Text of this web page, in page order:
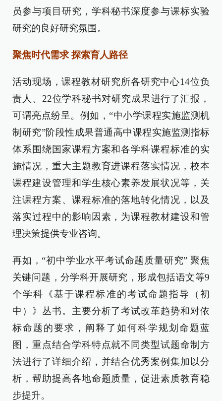
员参与项目研究，学科秘书深度参与课标实验
研究的良好研究氛围。
聚焦时代需求 探索育人路径
活动现场，课程教材研究所各研究中心14位负
责人、22位学科秘书对研究成果进行了汇报，
可谓亮点纷呈。例如，“中小学课程实施监测机
制研究”阶段性成果普通高中课程实施监测指标
体系围绕国家课程方案和各学科课程标准的实
施情况，重大主题教育进课程落实情况，校本
课程建设管理和学生核心素养发展状况等，关
注课程方案、课程标准的落地转化情况，以及
落实过程中的影响因素，为课程教材建设和管
理决策提供专业咨询。
再如，“初中学业水平考试命题质量研究” 聚焦
关键问题，分学科开展研究，形成包括语文等9
个学科《基于课程标准的考试命题指导（初
中）》丛书。主要分析了考试改革趋势和对依
标命题的要求，阐释了如何科学规划命题蓝
图，重点结合学科特点就不同类型试题命制方
法进行了详细介绍，并结合优秀案例集加以分
析，帮助提高各地命题质量，促进素质教育稳
步提升。